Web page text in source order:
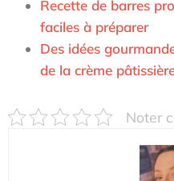
Recette de barres
faciles à préparer
Des idées
de la crème
Noter